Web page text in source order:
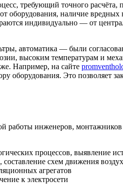
требующий точного расчёта,
наличие
индивидуально — от
автоматика — были
высоким температурам и
Например, на сайте
оборудования. Это позволяет
инженеров, монтажников
процессов, выявление
схем движения
агрегатов
к электросети